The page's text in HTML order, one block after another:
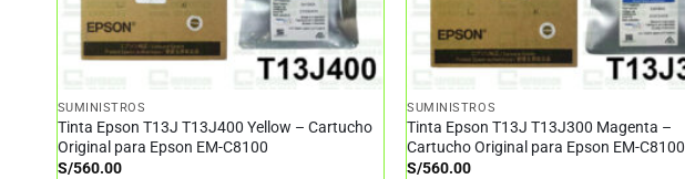
SUMINISTROS
Tinta Epson T13J T13J400 Yellow – Cartucho
Original para Epson EM-C8100
S/560.00
SUMINISTROS
Tinta Epson T13J T13J300 Magenta –
Cartucho Original para Epson EM-C8100
S/560.00